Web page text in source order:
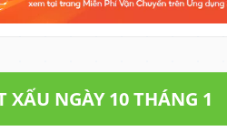
XẤU NGÀY 10 THÁNG 1